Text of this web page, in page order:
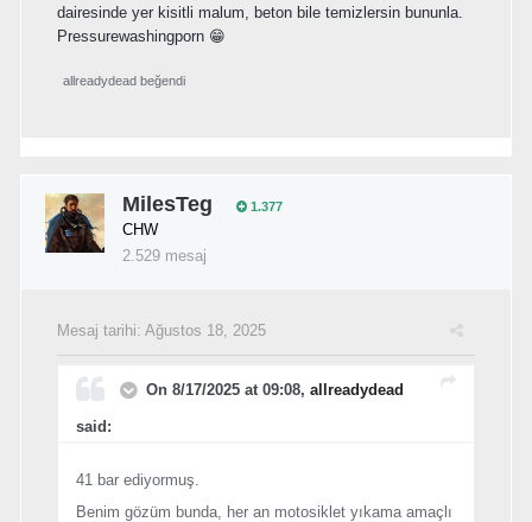
dairesinde yer kisitli malum, beton bile temizlersin bununla.
Pressurewashingporn 😁
allreadydead beğendi
MilesTeg 1.377
CHW
2.529 mesaj
Mesaj tarihi: Ağustos 18, 2025
On 8/17/2025 at 09:08, allreadydead
said:
41 bar ediyormuş.
Benim gözüm bunda, her an motosiklet yıkama amaçlı